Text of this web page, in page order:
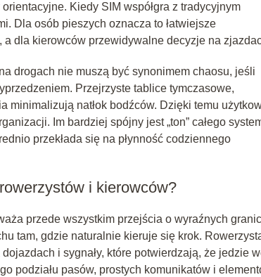
Kiedy SIM współgra z tradycyjnym
Dla osób pieszych oznacza to łatwiejsze
dla kierowców przewidywalne decyzje na
drogach nie muszą być synonimem chaosu, jeśli
Przejrzyste tablice tymczasowe,
minimalizują natłok bodźców. Dzięki temu
Im bardziej spójny jest „ton” całego
przekłada się na płynność codziennego
i kierowców?
przede wszystkim przejścia o wyraźnych
tam, gdzie naturalnie kieruje się krok.
i sygnały, które potwierdzają, że jedzie
podziału pasów, prostych komunikatów i